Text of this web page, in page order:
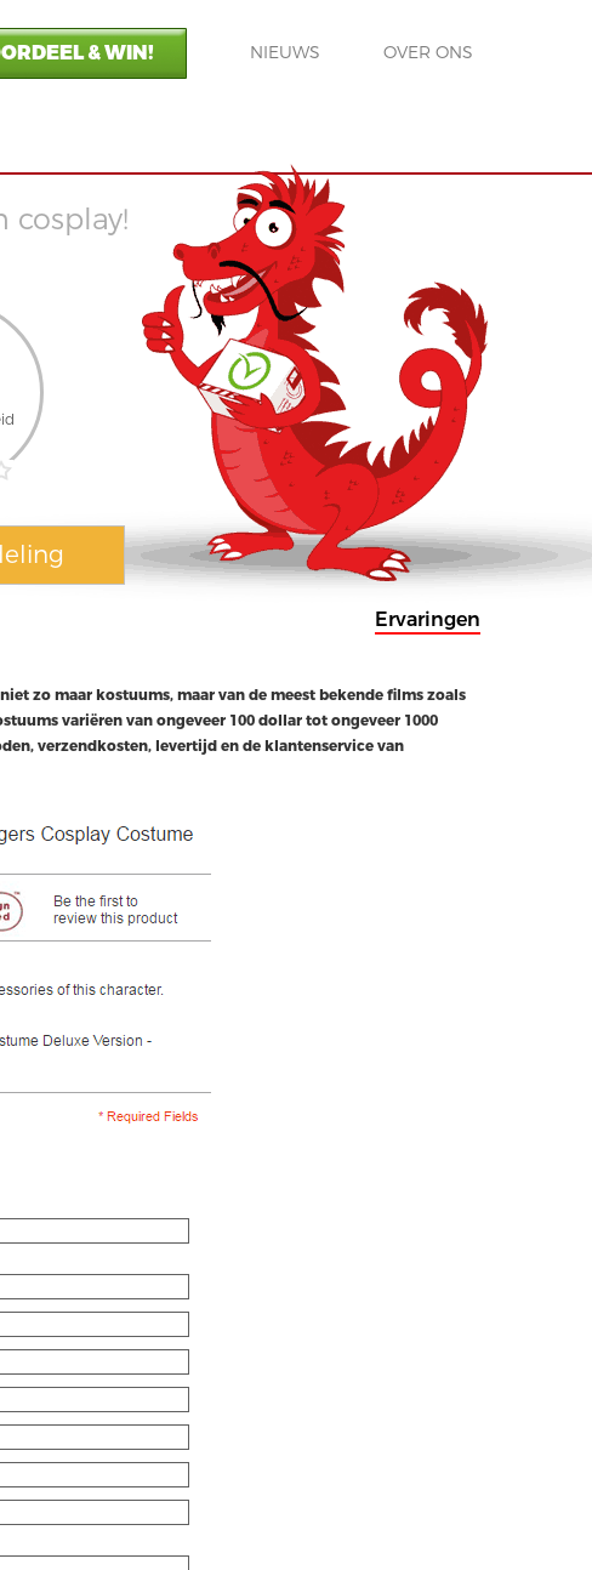
& WIN! NIEUWS OVER ONS
cosplay!
Ervaringen
zo maar kostuums, maar van de meest bekende films zoals
variëren van ongeveer 100 dollar tot ongeveer 1000
verzendkosten, levertijd en de klantenservice van